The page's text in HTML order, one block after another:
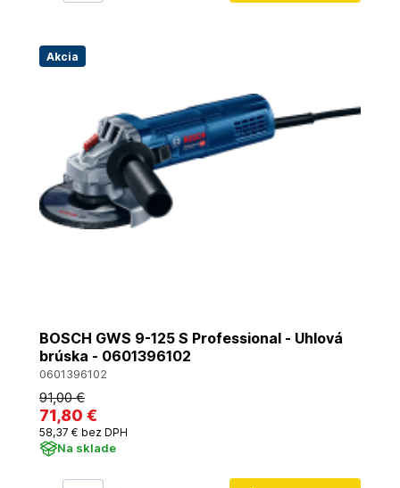
Akcia
BOSCH GWS 9-125 S Professional - Uhlová
brúska - 0601396102
0601396102
91,00 €
71,80 €
58,37 € bez DPH
Na sklade